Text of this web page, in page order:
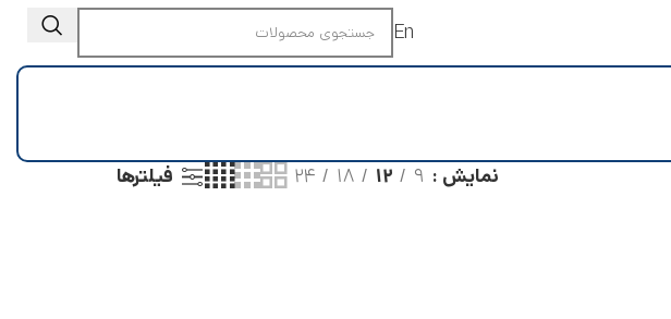
En
نمایش ۹ ۱۲ ۱۸ ۲۴ فیلترها